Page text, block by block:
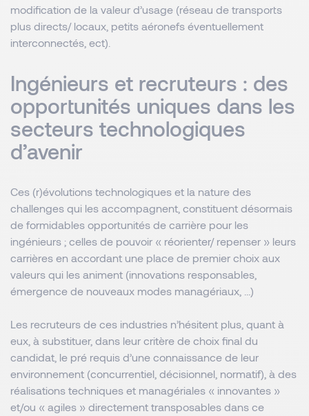
modification de la valeur d’usage (réseau de transports
plus directs/ locaux, petits aéronefs éventuellement
interconnectés, ect).
Ingénieurs et recruteurs : des
opportunités uniques dans les
secteurs technologiques
d’avenir
Ces (r)évolutions technologiques et la nature des
challenges qui les accompagnent, constituent désormais
de formidables opportunités de carrière pour les
ingénieurs ; celles de pouvoir « réorienter/ repenser » leurs
carrières en accordant une place de premier choix aux
valeurs qui les animent (innovations responsables,
émergence de nouveaux modes managériaux, …)
Les recruteurs de ces industries n’hésitent plus, quant à
eux, à substituer, dans leur critère de choix final du
candidat, le pré requis d’une connaissance de leur
environnement (concurrentiel, décisionnel, normatif), à des
réalisations techniques et managériales « innovantes »
et/ou « agiles » directement transposables dans ce